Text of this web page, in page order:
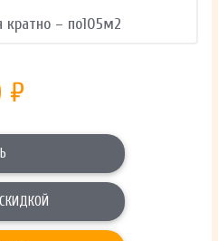
кратно – по105м2
₽